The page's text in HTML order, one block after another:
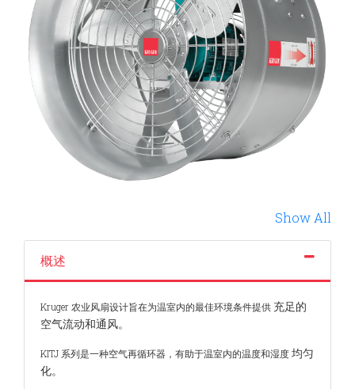
Show All
概述
Kruger 农业风扇设计旨在为温室内的最佳环境条件提供 充足的
空气流动和通风。
KITJ 系列是一种空气再循环器，有助于温室内的温度和湿度均匀
化。